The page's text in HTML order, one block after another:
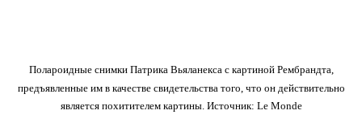
Полароидные снимки Патрика Вьяланекса с картиной Рембрандта,
предъявленные им в качестве свидетельства того, что он действительно
является похитителем картины. Источник: Le Monde